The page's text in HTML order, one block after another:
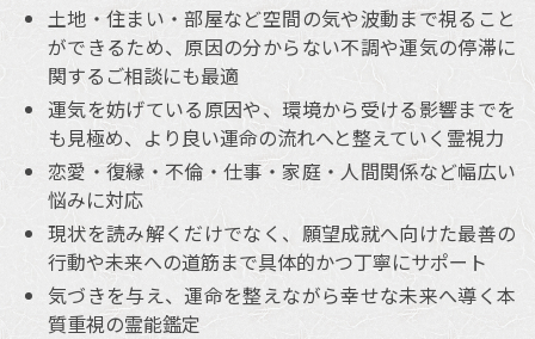
土地・住まい・部屋など空間の気や波動まで視ること
ができるため、原因の分からない不調や運気の停滞に
関するご相談にも最適
運気を妨げている原因や、環境から受ける影響までを
も見極め、より良い運命の流れへと整えていく霊視力
恋愛・復縁・不倫・仕事・家庭・人間関係など幅広い
悩みに対応
現状を読み解くだけでなく、願望成就へ向けた最善の
行動や未来への道筋まで具体的かつ丁寧にサポート
気づきを与え、運命を整えながら幸せな未来へ導く本
質重視の霊能鑑定